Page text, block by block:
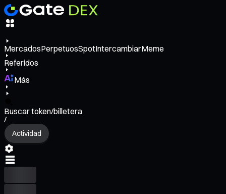
MercadosPerpetuosSpotIntercambiarMeme
Referidos
Más
Buscar token/billetera
/
Actividad